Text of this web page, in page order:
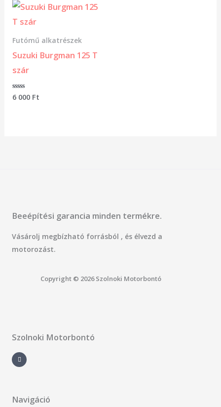
Futómű alkatrészek
Suzuki Burgman 125 T
szár
Értékelés:
6 000 Ft
Beeépítési garancia minden termékre.
Vásárolj megbízható forrásból , és élvezd a
motorozást.
Copyright © 2026 Szolnoki Motorbontó
Szolnoki Motorbontó
a
c
e
-
f
Navigáció